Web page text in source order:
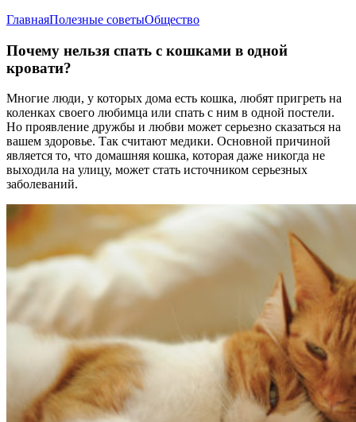
ГлавнаяПолезные советыОбщество
Почему нельзя спать с кошками в одной
кровати?
Многие люди, у которых дома есть кошка, любят пригреть на
коленках своего любимца или спать с ним в одной постели.
Но проявление дружбы и любви может серьезно сказаться на
вашем здоровье. Так считают медики. Основной причиной
является то, что домашняя кошка, которая даже никогда не
выходила на улицу, может стать источником серьезных
заболеваний.